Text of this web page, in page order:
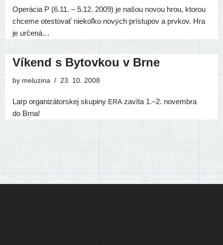
Operácia P (6.11. – 5.12. 2009) je našou novou hrou, kto­rou
chce­me otes­to­vať nie­koľ­ko nových prí­stu­pov a prv­kov. Hra
je určená…
Víkend s Bytovkou v Brne
by meluzina 23. 10. 2008
Larp orga­ni­zá­tor­skej sku­pi­ny ERA zaví­ta 1.–2. novem­bra
do Brna!